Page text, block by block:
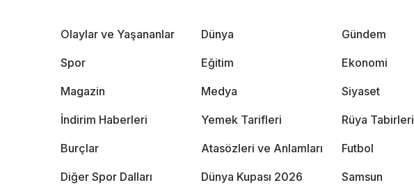
Olaylar ve Yaşananlar Dünya Gündem
Spor Eğitim Ekonomi
Magazin Medya Siyaset
İndirim Haberleri Yemek Tarifleri Rüya Tabirleri
Burçlar Atasözleri ve Anlamları Futbol
Diğer Spor Dalları Dünya Kupası 2026 Samsun